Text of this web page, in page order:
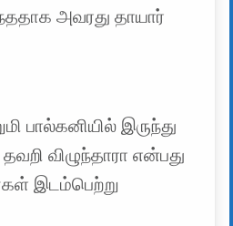
அவரது தாயார்
பால்கனியில் இருந்து
விழுந்தாரா என்பது
இடம்பெற்று